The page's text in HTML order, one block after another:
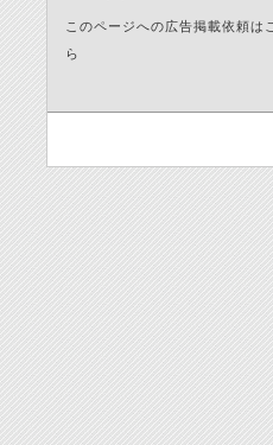
このページへの広告掲載依頼は
ら